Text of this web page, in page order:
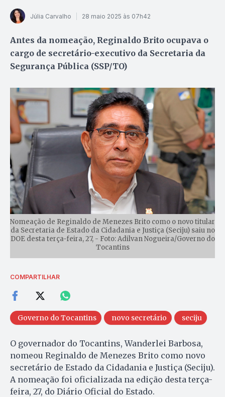
Júlia Carvalho 28 maio 2025 às 07h42
Antes da nomeação, Reginaldo Brito ocupava o
cargo de secretário-executivo da Secretaria da
Segurança Pública (SSP/TO)
Nomeação de Reginaldo de Menezes Brito como o novo titular
da Secretaria de Estado da Cidadania e Justiça (Seciju) saiu no
DOE desta terça-feira, 27, - Foto: Adilvan Nogueira/Governo do
Tocantins
COMPARTILHAR
Governo do Tocantins novo secretário seciju
O governador do Tocantins, Wanderlei Barbosa,
nomeou Reginaldo de Menezes Brito como novo
secretário de Estado da Cidadania e Justiça (Seciju).
A nomeação foi oficializada na edição desta terça-
feira, 27, do Diário Oficial do Estado.